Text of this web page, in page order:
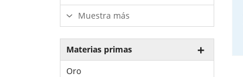
Muestra más
Materias primas
Oro